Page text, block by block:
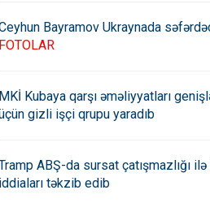
Bayramov Ukraynada
FOTOLAR
MKİ Kubaya qarşı əməliyyatları
gizli işçi qrupu yaradıb
ABŞ-da sursat çatışmazlığı ilə
iddiaları təkzib edib